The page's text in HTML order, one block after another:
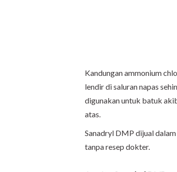
Kandungan ammonium
lendir di saluran napas
digunakan untuk batuk
atas.
Sanadryl DMP dijual
tanpa resep dokter.